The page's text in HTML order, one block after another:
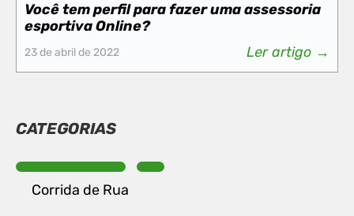
Você tem perfil para fazer uma assessoria
esportiva Online?
23 de abril de 2022 Ler artigo →
CATEGORIAS
Corrida de Rua